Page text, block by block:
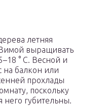
летняя
Зимой выращивать
° С. Весной и
на балкон или
прохлады
поскольку
него губительны.